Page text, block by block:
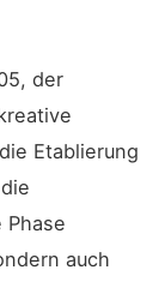
der
Etablierung
auch